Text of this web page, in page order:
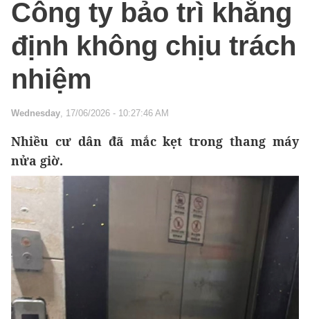
Công ty bảo trì khẳng
định không chịu trách
nhiệm
Wednesday, 17/06/2026 - 10:27:46 AM
Nhiều cư dân đã mắc kẹt trong thang máy
nửa giờ.